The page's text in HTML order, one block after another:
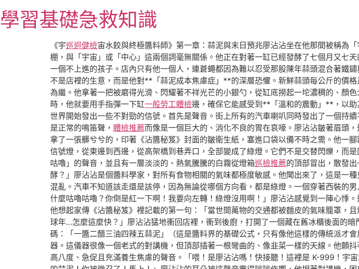
至
主
學習基礎急救知識
《宇巡迴健檢宙水餃與終極醬料師》第一章：蒜泥與末日預兆廖沾沾坐在他那間被稱為
棚，與「宇宙」或「中心」這兩個詞毫無關係。他正在對著一缸已經發酵了七個月又七
一個不上進的孩子。店內只有他一個人，連蒼蠅都因為難以忍受那股陳年蒜頭混合著鐵
不是店裡的生意，而是他對**「蒜泥成本焦慮症」**的深層恐懼。新鮮蒜頭每公斤的價
為繼。他拿著一把被磨得光滑、閃耀著不祥光芒的小銀勺，從缸底撈起一坨濃稠的、顏
時，他就要用手指彈一下缸一般勞工體檢邊，確保它能感受到**「溫和的震動」**，以
世界開始發出一些不對勁的信號。首先是聲音。街上所有的汽車喇叭同時發出了一個
是正常的鳴笛聲， 體檢推薦而像是一個巨大的、消化不良的胃在哀嚎。廖沾沾皺著眉頭
拿了一張髒兮兮的，印著《沾醬秘笈》封面的皺衛生紙，塞進口袋以備不時之需。他一
信號燈，從東邊到西邊，從高架橋到巷弄口，全部變成了綠燈。它們不是交替閃爍，而
咕嚕」的聲音，並且有一層淡淡的、熱氣騰騰的白霧從燈箱巡檢推薦的頂部冒出，散發
酵？」廖沾沾是個醬料學家，對所有食物相關的氣味都極度敏感。他聞出來了，這是一
混亂。汽車不知道該走還是該停，因為無論從哪個方向看，都是綠燈。一個穿著西裝的
什麼咕嚕咕嚕？你倒是紅一下啊！我要向左轉！綠燈沒用啊！」廖沾沾感覺到一陣心悸
他想起家傳《沾醬秘笈》裡記載的第一句：「當世間萬物的交通都被麵皮的氣味籠罩，
球年…怎麼這麼快？」廖沾沾猛地衝回店裡，衝到後廚，打開了一個藏在舊冰櫃後面的
碼：「一醬二醋三油四辣五蒜泥」（這是醬料界的基礎公式，只有像他這樣的傳統派才
器。這儀器很像一個老式的對講機，但頂部插著一根彎曲的、像韭菜一樣的天線。他
高八度、急促且充滿養生焦慮的聲音。「喂！是廖沾沾嗎！快接聽！這裡是 K-999！宇